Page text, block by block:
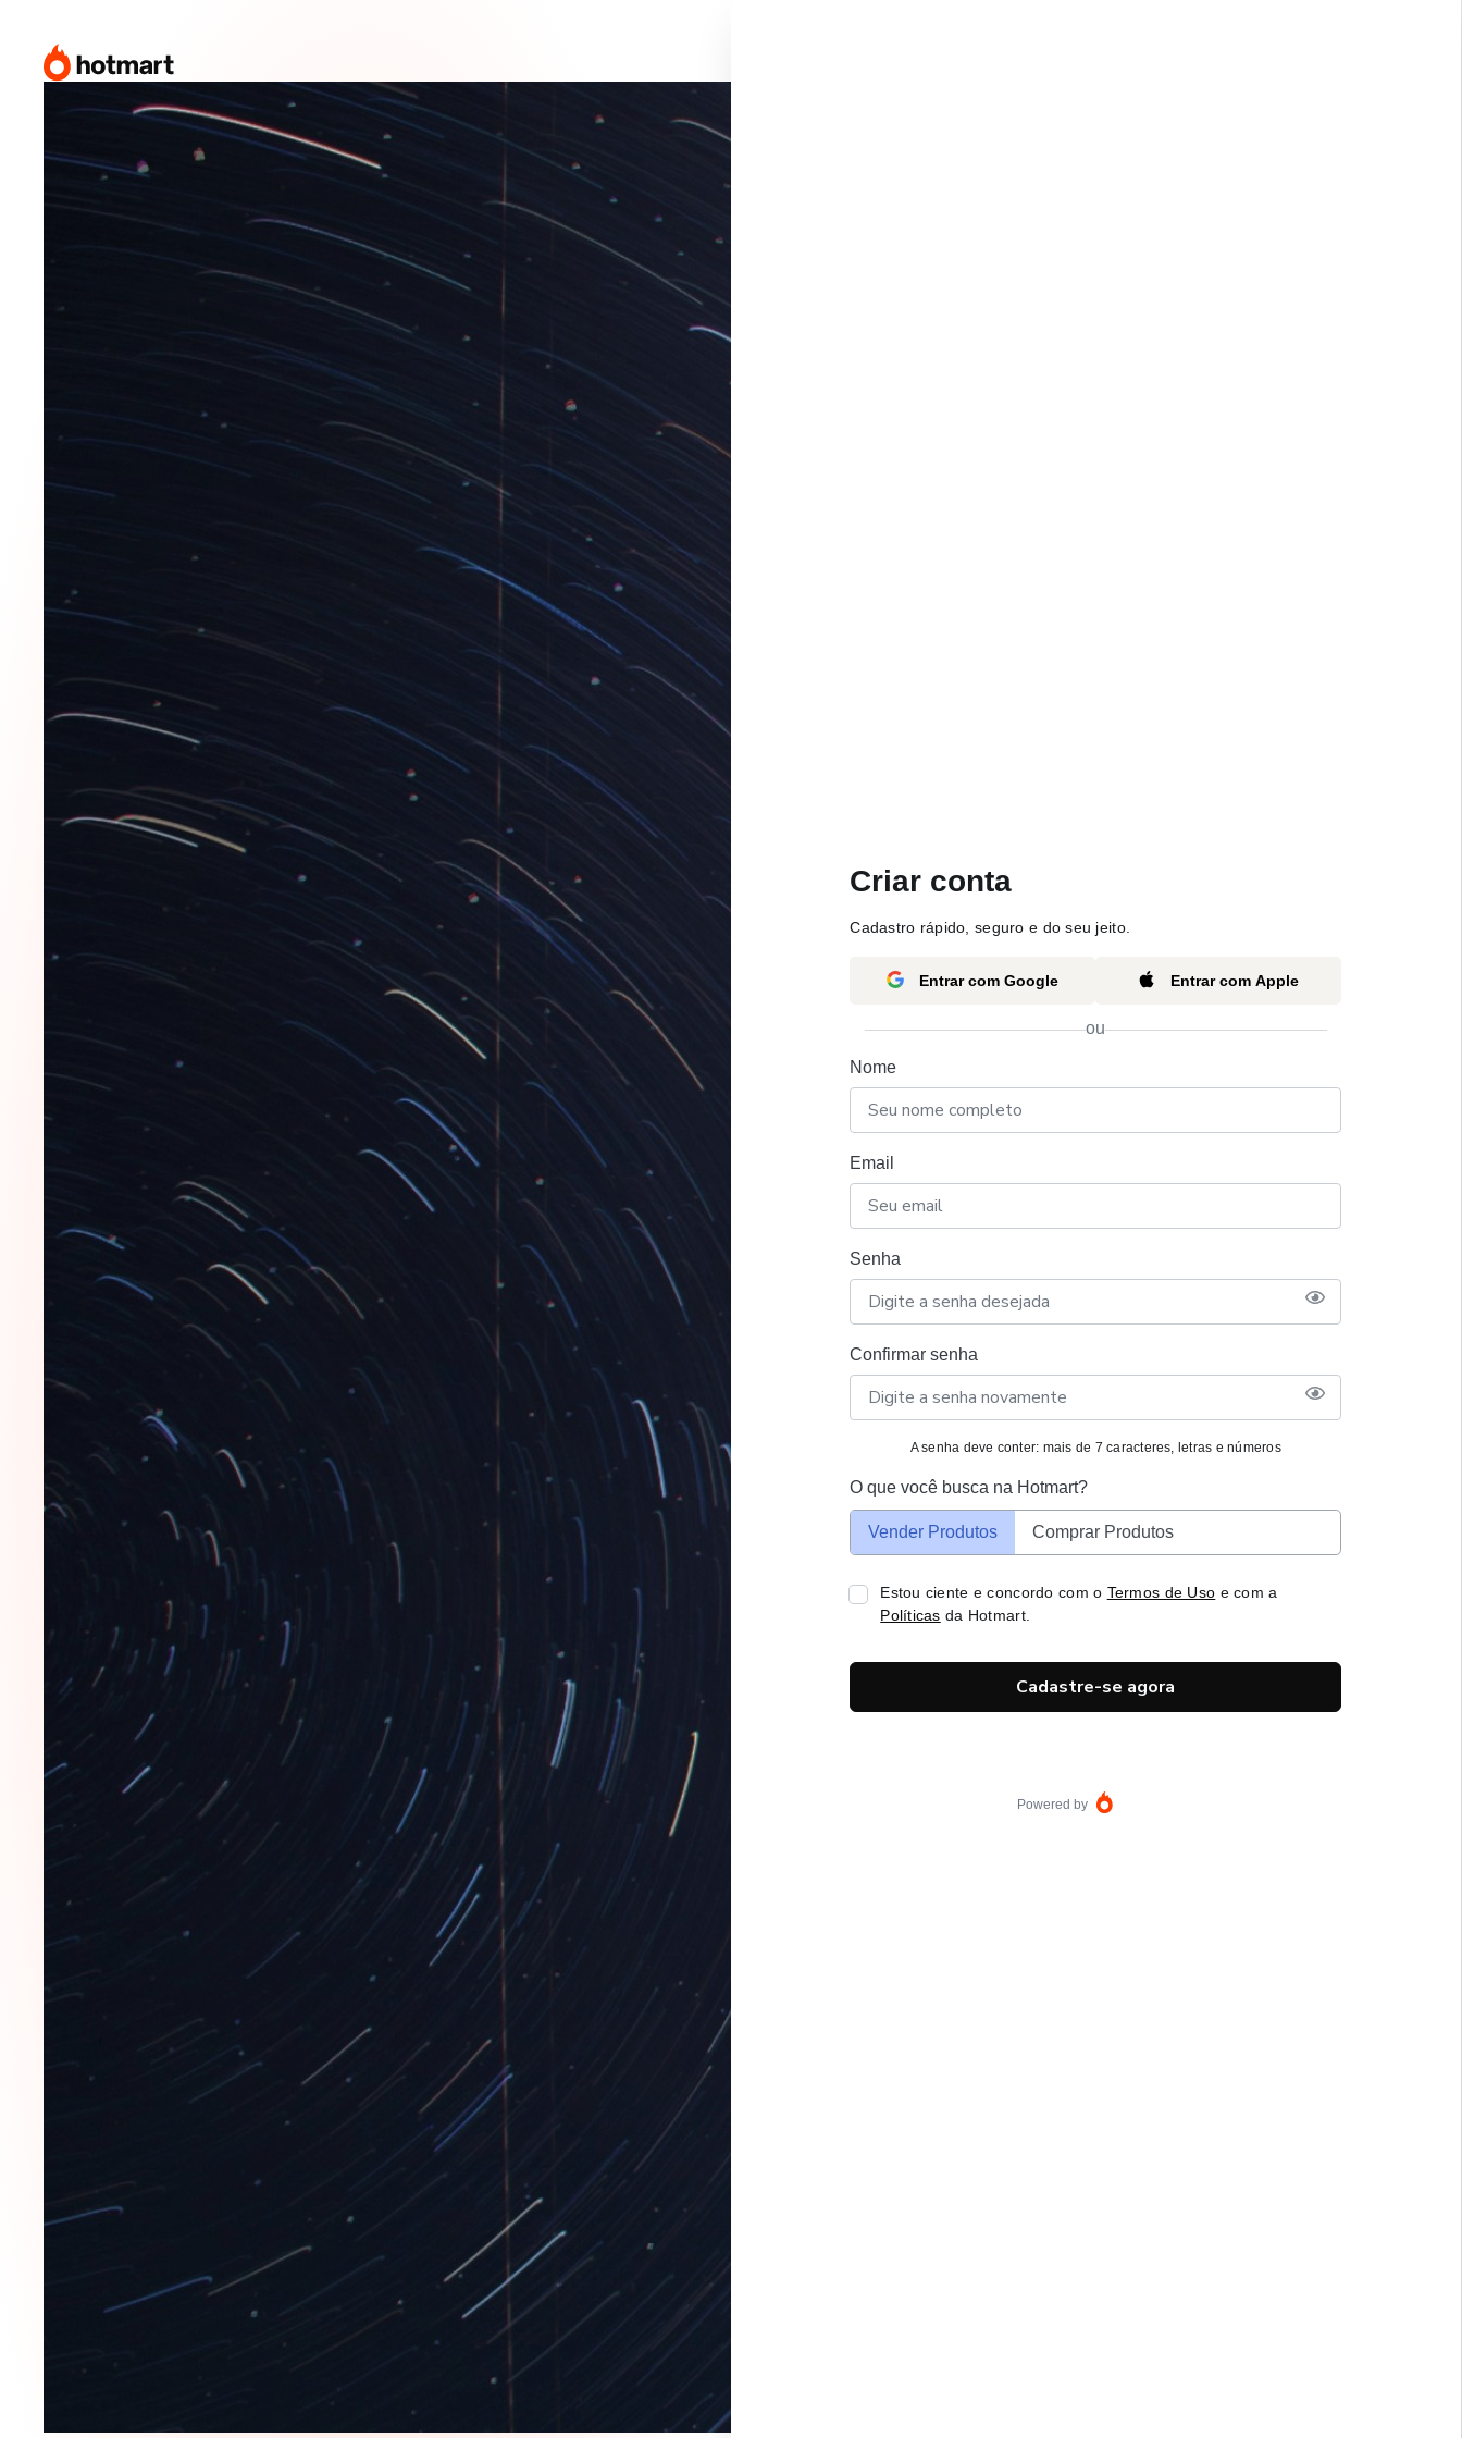
Criar conta
Cadastro rápido, seguro e do seu jeito.
Entrar com Google Entrar com Apple
ou
Nome
Email
Senha
Confirmar senha
A senha deve conter: mais de 7 caracteres, letras e números
O que você busca na Hotmart?
Vender Produtos Comprar Produtos
Estou ciente e concordo com o Termos de Uso e com a
Políticas da Hotmart.
Cadastre-se agora
Powered by